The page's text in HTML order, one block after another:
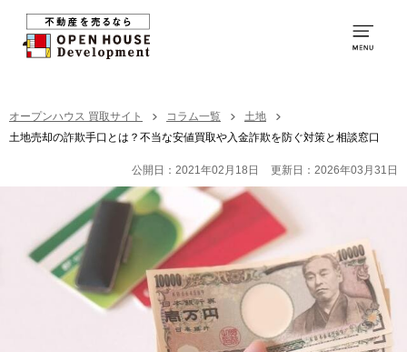
0120-250-094
営業時間：9:00～20:00
買取の特徴
お取引の流れ
社員紹介
オープンハウス 買取サイト コラム一覧
土地
土地売却の詐欺手口とは？不当な安値買取や入金詐欺を防ぐ対策と相談窓口
公開日：2021年02月18日 更新日：2026年03月31日